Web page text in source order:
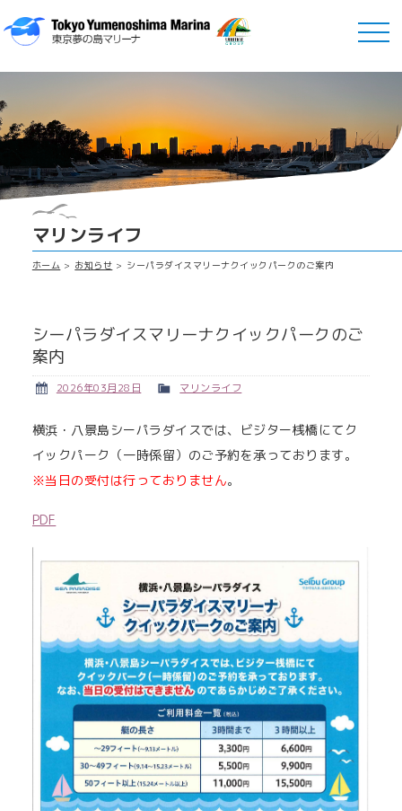
マリンライフ
ホーム お知らせ シーパラダイスマリーナクイックパークのご案内
シーパラダイスマリーナクイックパークのご
案内
2026年03月28日 マリンライフ
横浜・八景島シーパラダイスでは、ビジター桟橋にてク
イックパーク（一時係留）のご予約を承っております。
※当日の受付は行っておりません。
PDF